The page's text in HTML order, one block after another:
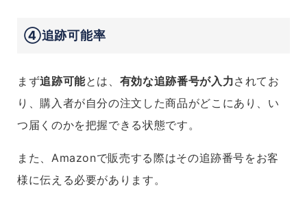
④追跡可能率
まず追跡可能とは、 有効な追跡番号が入力されてお
り、購入者が自分の注文した商品がどこにあり、い
つ届くのかを把握できる状態です。
また、Amazonで販売する際はその追跡番号をお客
様に伝える必要があります。